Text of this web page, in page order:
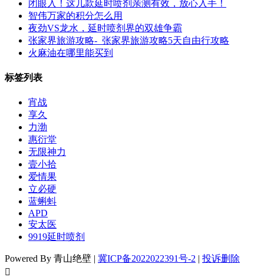
闭眼入！这几款延时喷剂亲测有效，放心入手！
智伟万家的积分怎么用
夜劲VS龙水，延时喷剂界的双雄争霸
张家界旅游攻略-_张家界旅游攻略5天自由行攻略
火麻油在哪里能买到
标签列表
宵战
享久
力渤
惠衍堂
无限神力
壹小拾
爱情果
立必硬
蓝蝌蚪
APD
安太医
9919延时喷剂
Powered By 青山绝壁 | 冀ICP备2022022391号-2 | 投诉删除
󦘖